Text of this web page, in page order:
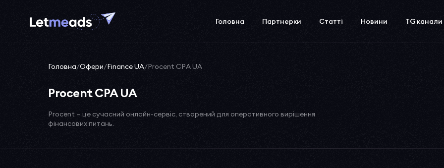
Головна Партнерки Статті Новини TG канали
Головна/Офери/Finance UA/Procent CPA UA
Procent CPA UA
Procent — це сучасний онлайн-сервіс, створений для оперативного вирішення
фінансових питань.